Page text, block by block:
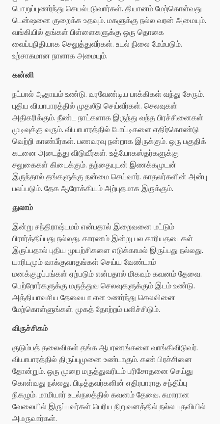
பொறுப்புணர்ந்து செயல்படுவார்கள். தியானம் மேற்கொள்வது
டென்ஷனை குறைக்க உதவும். மகளுக்கு நல்ல வரன் அமையும்.
வங்கியில் தங்கள் பிள்ளைகளுக்கு ஒரு தொகை
வைப்புநிதியாக செலுத்துவீர்கள். உடல் நிலை மேம்படும்.
உற்சாகமான நாளாக அமையும்.
கன்னி
நட்பால் ஆதாயம் உண்டு. வரவேண்டிய பாக்கிகள் வந்து சேரும்.
புதிய வியாபாரத்தில் முதலீடு செய்வீர்கள். செலவுகள்
அதிகரிக்கும். நீண்ட நாட்களாக இருந்து வந்த பிரச்சினைகள்
முடிவுக்கு வரும். வியாபாரத்தில் போட்டிகளை எதிர்கொண்டு
வெற்றி காண்பீர்கள். பணவரவு நன்றாக இருக்கும். ஒரு பகுதிக்
கடனை அடைத்து விடுவீர்கள். உத்யோகஸ்தர்களுக்கு
சலுகைகள் கிடைக்கும். தந்தையுடன் இணக்கமுடன்
இருந்தால் தங்களுக்கு நன்மை செய்வார். காதலர்களின் அன்பு
பலப்படும். தேக ஆரோக்கியம் அற்புதமாக இருக்கும்.
துலாம்
இன்று சந்திராஷ்டமம் என்பதால் இறைவனை மட்டும்
பிரார்த்திப்பது நல்லது. காரணம் இன்று பல காரியதடைகள்
இருப்பதால் புதிய முயற்சிகளை எடுக்காமல் இருப்பது நல்லது.
யாரிடமும் வாக்குவாதங்கள் செய்ய வேண்டாம்
மனக்குழப்பங்கள் ஏற்படும் என்பதால் மிகவும் கவனம் தேவை.
பெற்றோர்களுக்கு மருத்துவ செலவுகளுக்கும் இடம் உண்டு.
அத்தியாவசிய தேவையா என உணர்ந்து செலவினை
மேற்கொள்ளுங்கள். முகத் தோற்றம் பளிச்சிடும்.
விருச்சிகம்
குடும்பத் தலைவிகள் தங்க ஆபரணங்களை வாங்கிவிடுவர்.
வியாபாரத்தில் திருப்புமுனை உண்டாகும். கண் பிரச்சினை
தோன்றும். ஒரு முறை மருத்துவரிடம் பரிசோதனை செய்து
கொள்வது நல்லது. பிடித்தவர்களின் எதிரபாராத சந்திப்பு
நிகழும். மாமியார் உடல்நலத்தில் கவனம் தேவை. சுமாரான
வேலையில் இருப்பவர்கள் பெரிய நிறுவனத்தில் நல்ல பதவியில்
அமருவார்கள்.